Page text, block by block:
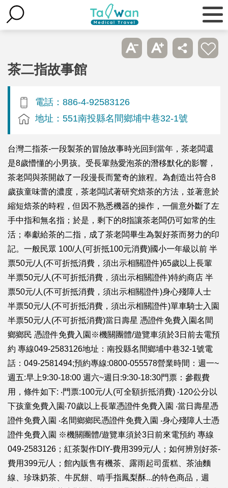
茶二指故事館
電話：886-4-92583126
地址：551南投縣名間鄉埔中巷32-1號
台灣二指茶-一段製茶的冒險故事時光回到當年，茶老闆還
是8歲懵懂的小男孩。受長輩熱愛泡茶的潛移默化的影響，
茶老闆與茶開啟了一段漫長而驚奇的旅程。為創造出符合8
歲孩童味蕾的濃度，茶老闆試著研究焙茶的方法，並著意於
縮短焙茶的時程，但因不熟悉機器的操作，一個意外斷了左
手中指和無名指；於是，剩下的8指讓茶老闆仍可如常的生
活；奉獻給茶的二指，成了茶老闆畢生為製好茶而努力的印
記。一般民眾 100/人(可折抵100元消費)國小一年級以前 半
票50元/人(不可折抵消費，須出示相關證件)65歲以上長輩
半票50元/人(不可折抵消費，須出示相關證件)特約商店 半
票50元/人(不可折抵消費，須出示相關證件)身心殘障人士
半票50元/人(不可折抵消費，須出示相關證件)單車騎士入園
半票50元/人(不可折抵消費)當日壽星 憑證件免費入園名間
鄉鄉民 憑證件免費入園※機關團體/遊覽車須於3日前去電預
約 專線049-2583126地址：南投縣名間鄉埔中巷32-1號電
話：049-2581494;預約專線:0800-055578營業時間：週一~
週五:早上9:30-18:00 週六~週日:9:30-18:30門票：參觀費
用，條件如下: ‧門票:100元/人(可全額折抵消費) ‧120公分以
下孩童免費入園‧70歲以上長輩憑證件免費入園 ‧當日壽星憑
證件免費入園 ‧名間鄉鄉民憑證件免費入園 ‧身心殘障人士憑
證件免費入園 ※機關團體/遊覽車須於3日前來電預約 專線
049-2583126；紅茶製作DIY-費用399元/人；如何辨別好茶-
費用399元/人；館內販售有機茶、露雨起司蛋糕、茶油麵
線、珍珠奶茶、牛尻餅、啃手指鳳梨酥...的特色商品，週